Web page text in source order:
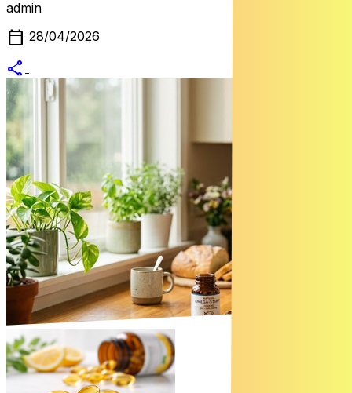
admin
calendar_today 28/04/2026
share